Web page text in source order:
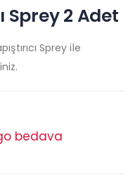
Sprey 2 Adet
Sprey ile
bedava